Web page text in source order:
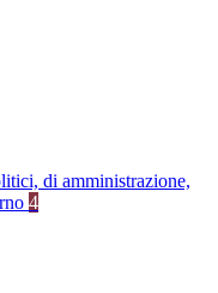
di amministrazione,
4